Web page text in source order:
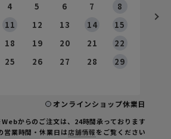
4 5 6 7
8
11 12 13 14
15
18 19 20 21
22
25 26 27 28
29
オンラインショップ休業日
からのご注文は、24時間承っております
営業時間・休業日は店舗情報をご覧ください